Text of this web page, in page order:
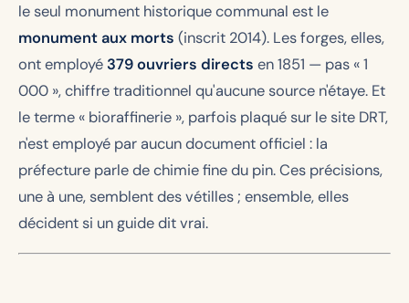
le seul monument historique communal est le
monument aux morts (inscrit 2014). Les forges, elles,
ont employé 379 ouvriers directs en 1851 — pas « 1
000 », chiffre traditionnel qu'aucune source n'étaye. Et
le terme « bioraffinerie », parfois plaqué sur le site DRT,
n'est employé par aucun document officiel : la
préfecture parle de chimie fine du pin. Ces précisions,
une à une, semblent des vétilles ; ensemble, elles
décident si un guide dit vrai.